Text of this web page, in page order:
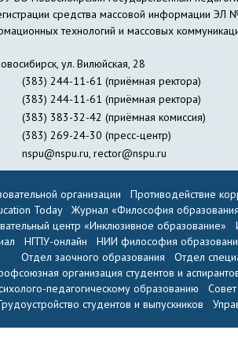
средства массовой информации
технологий и массовых
ул. Вилюйская, 28
(383) 244-11-61 (приёмная ректора)
(383) 244-11-61 (приёмная ректора)
(383) 383-32-42 (приёмная комиссия)
(383) 269-24-30 (пресс-центр)
nspu@nspu.ru, rector@nspu.ru
организации
Противодействие
Today
Журнал «Философия
центр «Инклюзивное образование»
НГПУ-онлайн
НИИ философия
Отдел заочного образования
Отдел
организация студентов и
педагогическому образованию
студентов и выпускников